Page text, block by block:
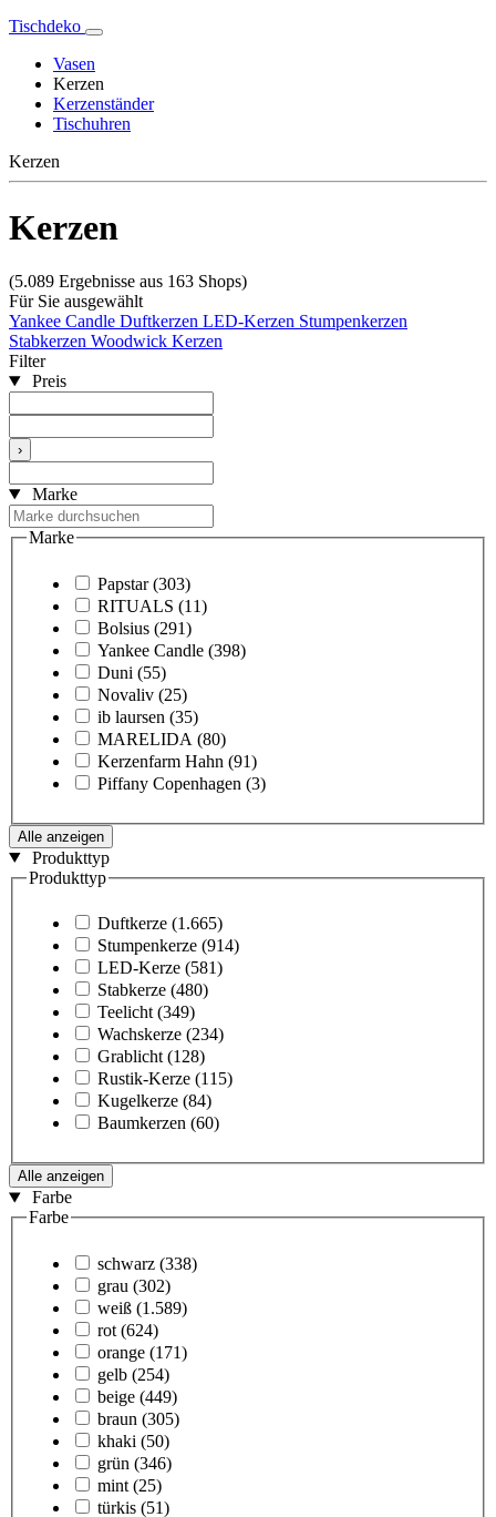
Tischdeko
Vasen
Kerzen
Kerzenständer
Tischuhren
Kerzen
Kerzen
(5.089 Ergebnisse aus 163 Shops)
Für Sie ausgewählt
Yankee Candle Duftkerzen LED-Kerzen Stumpenkerzen
Stabkerzen Woodwick Kerzen
Filter
Preis
›
Marke
Marke
Papstar (303)
RITUALS (11)
Bolsius (291)
Yankee Candle (398)
Duni (55)
Novaliv (25)
ib laursen (35)
MARELIDA (80)
Kerzenfarm Hahn (91)
Piffany Copenhagen (3)
Alle anzeigen
Produkttyp
Produkttyp
Duftkerze (1.665)
Stumpenkerze (914)
LED-Kerze (581)
Stabkerze (480)
Teelicht (349)
Wachskerze (234)
Grablicht (128)
Rustik-Kerze (115)
Kugelkerze (84)
Baumkerzen (60)
Alle anzeigen
Farbe
Farbe
schwarz (338)
grau (302)
weiß (1.589)
rot (624)
orange (171)
gelb (254)
beige (449)
braun (305)
khaki (50)
grün (346)
mint (25)
türkis (51)